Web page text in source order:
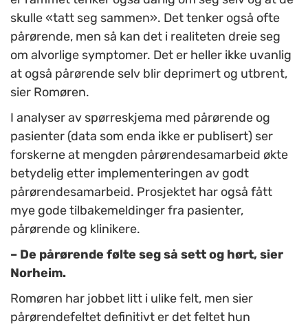
skulle «tatt seg sammen». Det tenker også ofte
pårørende, men så kan det i realiteten dreie seg
om alvorlige symptomer. Det er heller ikke uvanlig
at også pårørende selv blir deprimert og utbrent,
sier Romøren.
I analyser av spørreskjema med pårørende og
pasienter (data som enda ikke er publisert) ser
forskerne at mengden pårørendesamarbeid økte
betydelig etter implementeringen av godt
pårørendesamarbeid. Prosjektet har også fått
mye gode tilbakemeldinger fra pasienter,
pårørende og klinikere.
– De pårørende følte seg så sett og hørt, sier
Norheim.
Romøren har jobbet litt i ulike felt, men sier
pårørendefeltet definitivt er det feltet hun